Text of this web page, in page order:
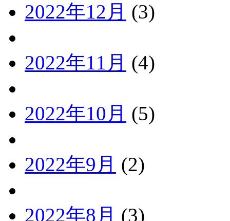
2022年12月 (3)
2022年11月 (4)
2022年10月 (5)
2022年9月 (2)
2022年8月 (3)